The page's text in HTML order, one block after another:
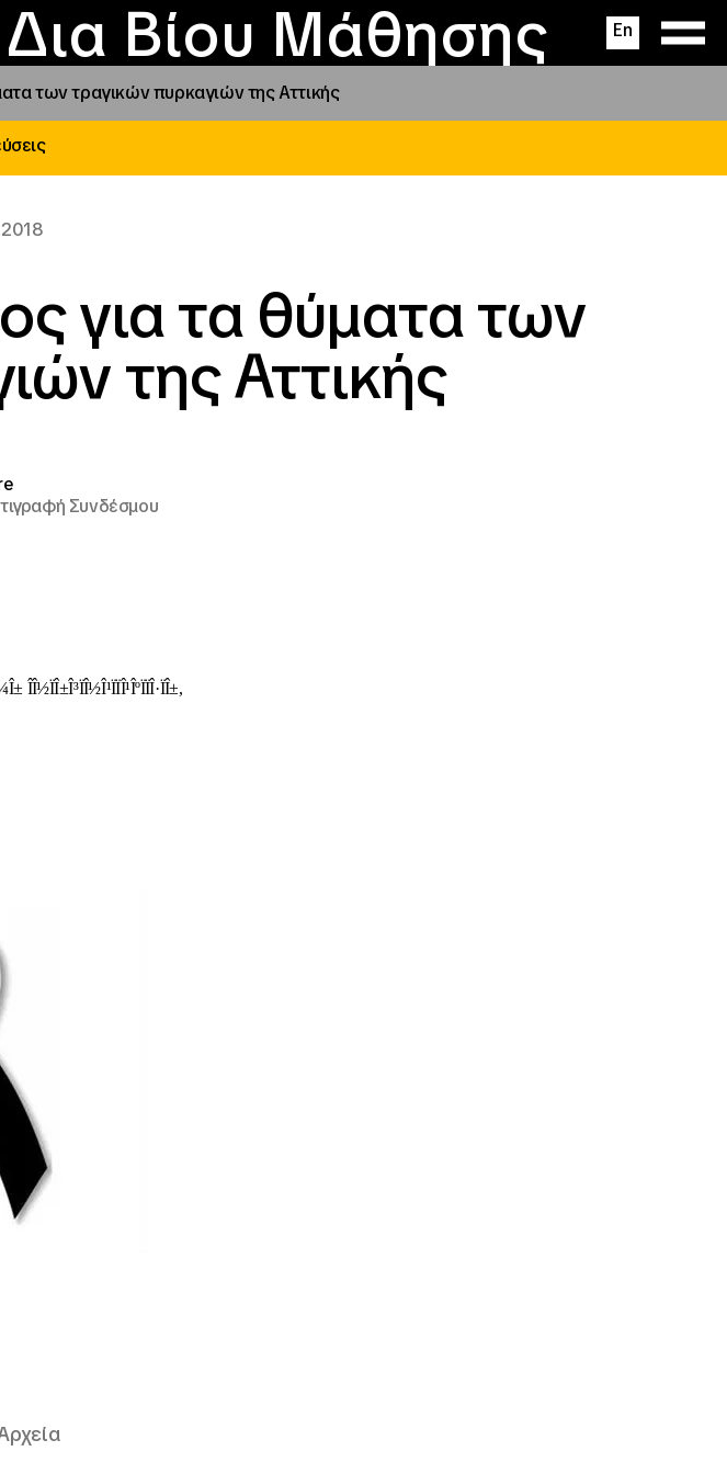
Βίου Μάθησης En
δράσεις
Εστίες
αιγίδας
των τραγικών πυρκαγιών της Αττικής
2018
για τα θύματα των
της Αττικής
Συνδέσμου